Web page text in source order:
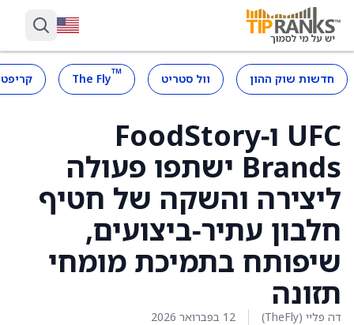
חדשות שוק ההון וול סטריט ™
The Fly
UFC ו‑FoodStory
Brands ישתפו פעולה
ליצירה והשקה של חטיף
חלבון עתיר‑ביצועים,
שיפותח בתמיכת מומחי
תזונה
דה פליי (TheFly) 12 בפברואר 2026